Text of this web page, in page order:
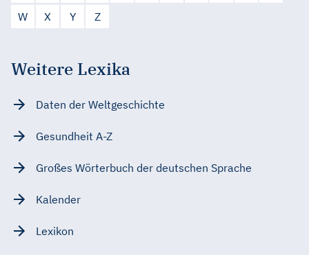
W
X Y Z
Weitere Lexika
Daten der Weltgeschichte
Gesundheit A-Z
Großes Wörterbuch der deutschen Sprache
Kalender
Lexikon